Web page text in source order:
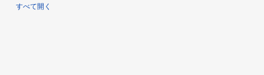
すべて開く